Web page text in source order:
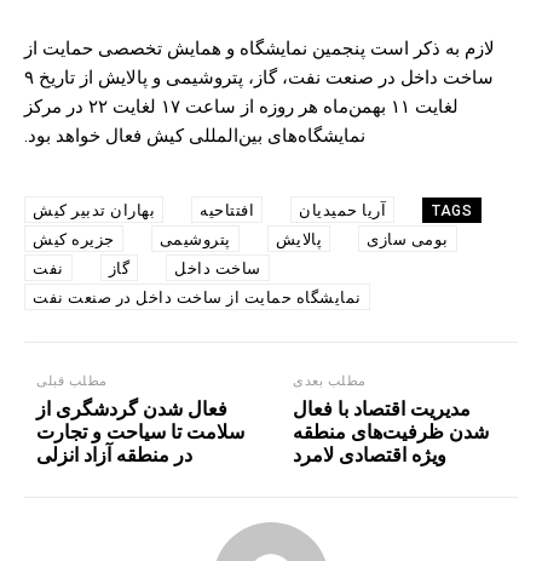
لازم به ذکر است پنجمین نمایشگاه و همایش تخصصی حمایت از
ساخت داخل در صنعت نفت، گاز، پتروشیمی و پالایش از تاریخ ۹
لغایت ۱۱ بهمن‌ماه هر روزه از ساعت ۱۷ لغایت ۲۲ در مرکز
نمایشگاه‌های بین‌المللی کیش فعال خواهد بود.
TAGS آریا حمیدیان افتتاحیه
بهاران تدبیر کیش
بومی سازی
پالایش پتروشیمی
جزیره کیش
ساخت داخل
گاز
نفت
نمایشگاه حمایت از ساخت داخل در صنعت نفت
مطلب قبلی
فعال شدن گردشگری از
سلامت تا سیاحت و تجارت
در منطقه آزاد انزلی
مطلب بعدی
مدیریت اقتصاد با فعال
شدن ظرفیت‌های منطقه
ویژه اقتصادی لامرد